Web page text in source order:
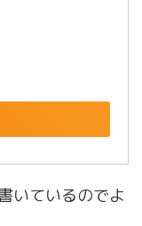
いているのでよ